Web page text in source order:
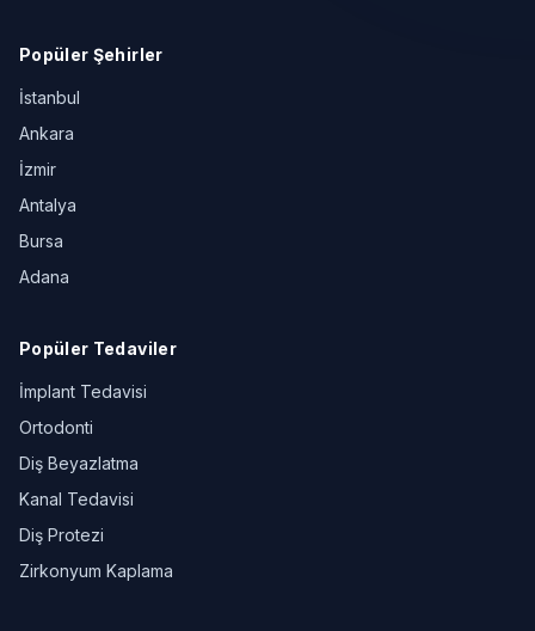
Popüler Şehirler
İstanbul
Ankara
İzmir
Antalya
Bursa
Adana
Popüler Tedaviler
İmplant Tedavisi
Ortodonti
Diş Beyazlatma
Kanal Tedavisi
Diş Protezi
Zirkonyum Kaplama